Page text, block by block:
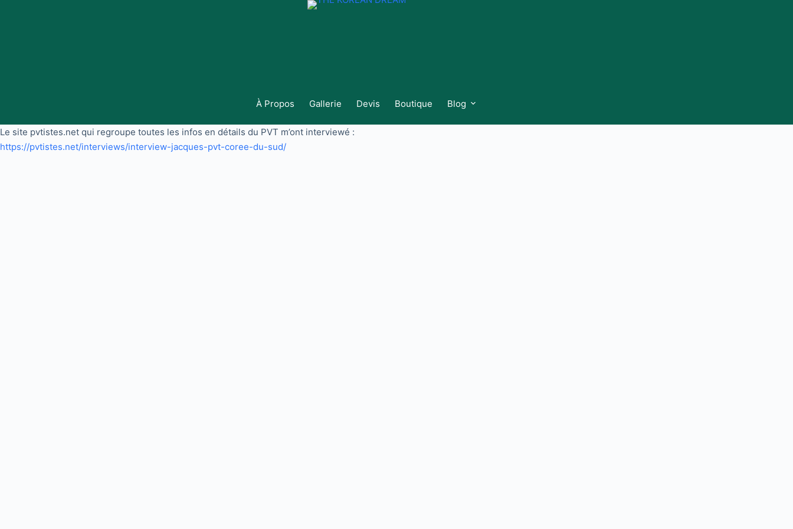
À Propos Gallerie Devis Boutique Blog
Le site pvtistes.net qui regroupe toutes les infos en détails du PVT m’ont interviewé :
https://pvtistes.net/interviews/interview-jacques-pvt-coree-du-sud/